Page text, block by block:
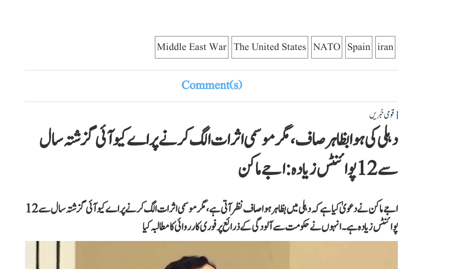
iran
Spain
NATO
The United States
Middle East War
Comment(s)
قومی خبریں
دہلی کی ہوا بظاہر صاف، مگر موسمی اثرات الگ کرنے پر اے کیو آئی گزشتہ سال
سے 12 پوائنٹس زیادہ: اجے ماکن
اجے ماکن نے دعویٰ کیا ہے کہ دہلی میں بظاہر ہوا صاف نظر آتی ہے، مگر موسمی اثرات الگ کرنے پر اے کیو آئی گزشتہ سال سے 12
پوائنٹس زیادہ ہے۔ انہوں نے حکومت سے آلودگی کے ذرائع پر فوری کارروائی کا مطالبہ کیا